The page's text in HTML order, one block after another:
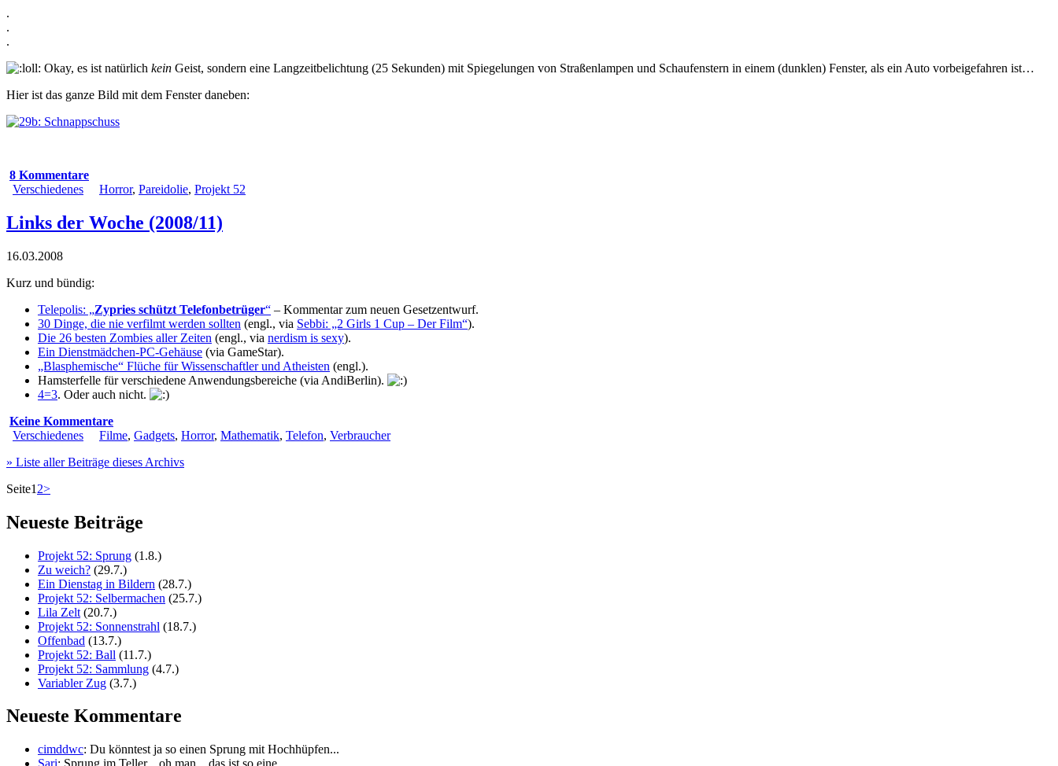
.
.
.
Okay, es ist natürlich kein Geist, sondern eine Langzeitbelichtung (25 Sekunden) mit Spiegelungen von Straßenlampen und Schaufenstern in einem (dunklen) Fenster, als ein Auto vorbeigefahren ist…
Hier ist das ganze Bild mit dem Fenster daneben:
8 Kommentare
Verschiedenes
Horror, Pareidolie, Projekt 52
Links der Woche (2008/11)
16.03.2008
Kurz und bündig:
Telepolis: „Zypries schützt Telefonbetrüger“ – Kommentar zum neuen Gesetzentwurf.
30 Dinge, die nie verfilmt werden sollten (engl., via Sebbi: „2 Girls 1 Cup – Der Film“).
Die 26 besten Zombies aller Zeiten (engl., via nerdism is sexy).
Ein Dienstmädchen-PC-Gehäuse (via GameStar).
„Blasphemische“ Flüche für Wissenschaftler und Atheisten (engl.).
Hamsterfelle für verschiedene Anwendungsbereiche (via AndiBerlin).
4=3. Oder auch nicht.
Keine Kommentare
Verschiedenes
Filme, Gadgets, Horror, Mathematik, Telefon, Verbraucher
» Liste aller Beiträge dieses Archivs
Seite1 2>
Neueste Beiträge
Projekt 52: Sprung (1.8.)
Zu weich? (29.7.)
Ein Dienstag in Bildern (28.7.)
Projekt 52: Selbermachen (25.7.)
Lila Zelt (20.7.)
Projekt 52: Sonnenstrahl (18.7.)
Offenbad (13.7.)
Projekt 52: Ball (11.7.)
Projekt 52: Sammlung (4.7.)
Variabler Zug (3.7.)
Neueste Kommentare
cimddwc: Du könntest ja so einen Sprung mit Hochhüpfen...